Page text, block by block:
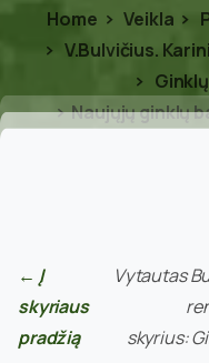
Home Veikla
V.Bulvičius.
Naujųjų ginklų
← Į
skyriaus
pradžią
Vytautas
skyrius: